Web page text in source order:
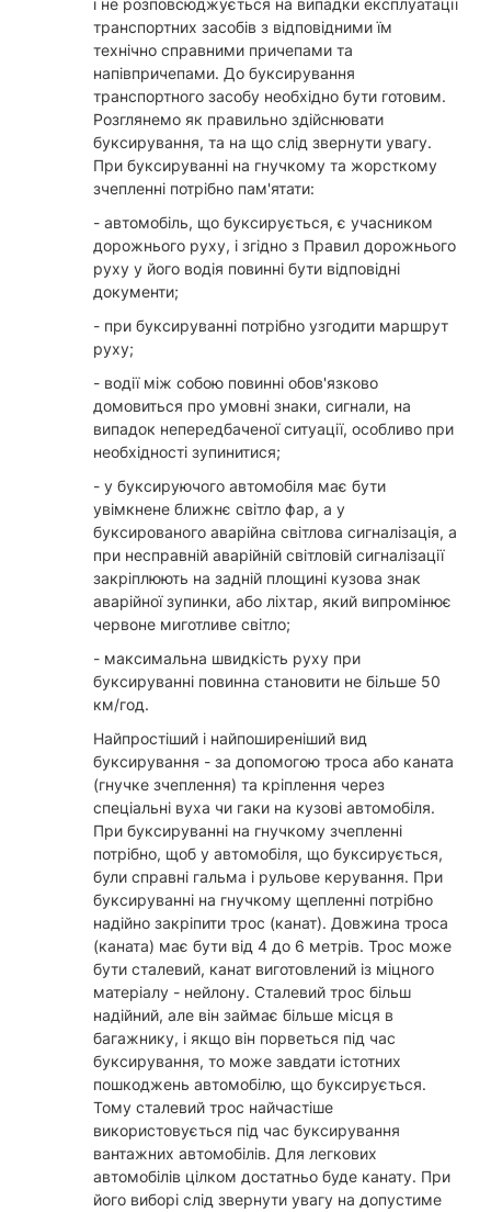
і не розповсюджується на випадки експлуатації
транспортних засобів з відповідними їм
технічно справними причепами та
напівпричепами. До буксирування
транспортного засобу необхідно бути готовим.
Розглянемо як правильно здійснювати
буксирування, та на що слід звернути увагу.
При буксируванні на гнучкому та жорсткому
зчепленні потрібно пам'ятати:
- автомобіль, що буксирується, є учасником
дорожнього руху, і згідно з Правил дорожнього
руху у його водія повинні бути відповідні
документи;
- при буксируванні потрібно узгодити маршрут
руху;
- водії між собою повинні обов'язково
домовиться про умовні знаки, сигнали, на
випадок непередбаченої ситуації, особливо при
необхідності зупинитися;
- у буксируючого автомобіля має бути
увімкнене ближнє світло фар, а у
буксированого аварійна світлова сигналізація, а
при несправній аварійній світловій сигналізації
закріплюють на задній площині кузова знак
аварійної зупинки, або ліхтар, який випромінює
червоне миготливе світло;
- максимальна швидкість руху при
буксируванні повинна становити не більше 50
км/год.
Найпростіший і найпоширеніший вид
буксирування - за допомогою троса або каната
(гнучке зчеплення) та кріплення через
спеціальні вуха чи гаки на кузові автомобіля.
При буксируванні на гнучкому зчепленні
потрібно, щоб у автомобіля, що буксирується,
були справні гальма і рульове керування. При
буксируванні на гнучкому щепленні потрібно
надійно закріпити трос (канат). Довжина троса
(каната) має бути від 4 до 6 метрів. Трос може
бути сталевий, канат виготовлений із міцного
матеріалу - нейлону. Сталевий трос більш
надійний, але він займає більше місця в
багажнику, і якщо він порветься під час
буксирування, то може завдати істотних
пошкоджень автомобілю, що буксирується.
Тому сталевий трос найчастіше
використовується під час буксирування
вантажних автомобілів. Для легкових
автомобілів цілком достатньо буде канату. При
його виборі слід звернути увагу на допустиме